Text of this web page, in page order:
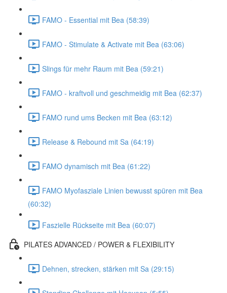
FAMO - Essential mit Bea (58:39)
FAMO - Stimulate & Activate mit Bea (63:06)
Slings für mehr Raum mit Bea (59:21)
FAMO - kraftvoll und geschmeidig mit Bea (62:37)
FAMO rund ums Becken mit Bea (63:12)
Release & Rebound mit Sa (64:19)
FAMO dynamisch mit Bea (61:22)
FAMO Myofasziale Linien bewusst spüren mit Bea
(60:32)
Faszielle Rückseite mit Bea (60:07)
PILATES ADVANCED / POWER & FLEXIBILITY
Dehnen, strecken, stärken mit Sa (29:15)